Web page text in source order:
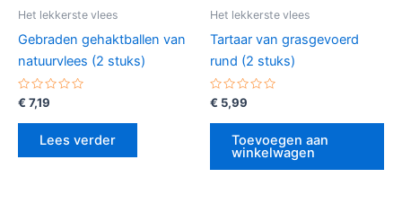
Het lekkerste vlees
Gebraden gehaktballen van
natuurvlees (2 stuks)
Gewaardeerd
0
uit
€ 7,19
Lees verder
Het lekkerste vlees
Tartaar van grasgevoerd
rund (2 stuks)
Gewaardeerd
0
uit
€ 5,99
Toevoegen aan
winkelwagen